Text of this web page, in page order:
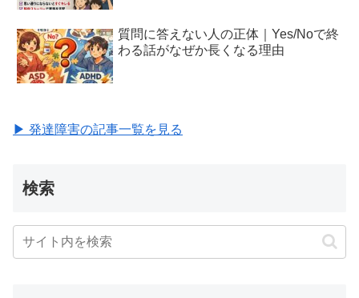
質問に答えない人の正体｜Yes/Noで終
わる話がなぜか長くなる理由
▶ 発達障害の記事一覧を見る
検索